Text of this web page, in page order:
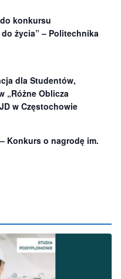
konkursu
życia” – Politechnika
dla Studentów,
„Różne Oblicza
w Częstochowie
Konkurs o nagrodę im.